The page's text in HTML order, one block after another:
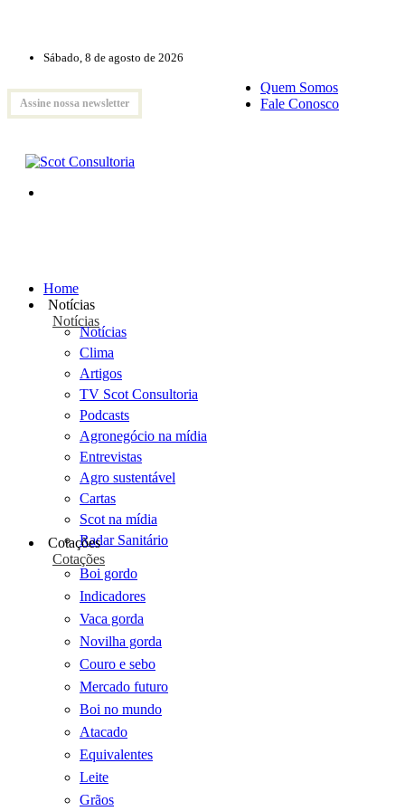
Sábado, 8 de agosto de 2026
Assine nossa newsletter
Quem Somos
Fale Conosco
Home
Notícias
Notícias
Notícias
Clima
Artigos
TV Scot Consultoria
Podcasts
Agronegócio na mídia
Entrevistas
Agro sustentável
Cartas
Scot na mídia
Radar Sanitário
Cotações
Cotações
Boi gordo
Indicadores
Vaca gorda
Novilha gorda
Couro e sebo
Mercado futuro
Boi no mundo
Atacado
Equivalentes
Leite
Grãos